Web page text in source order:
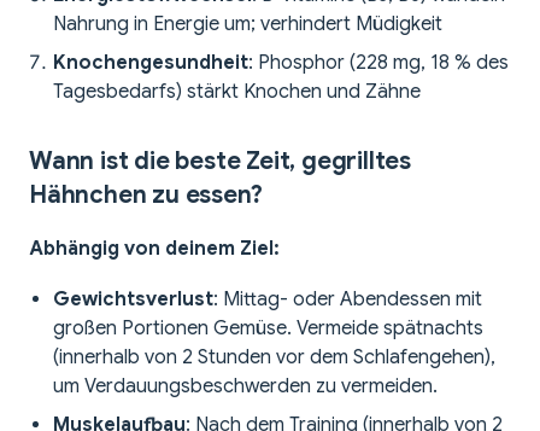
Nahrung in Energie um; verhindert Müdigkeit
Knochengesundheit: Phosphor (228 mg, 18 % des
Tagesbedarfs) stärkt Knochen und Zähne
Wann ist die beste Zeit, gegrilltes
Hähnchen zu essen?
Abhängig von deinem Ziel:
Gewichtsverlust: Mittag- oder Abendessen mit
großen Portionen Gemüse. Vermeide spätnachts
(innerhalb von 2 Stunden vor dem Schlafengehen),
um Verdauungsbeschwerden zu vermeiden.
Muskelaufbau: Nach dem Training (innerhalb von 2